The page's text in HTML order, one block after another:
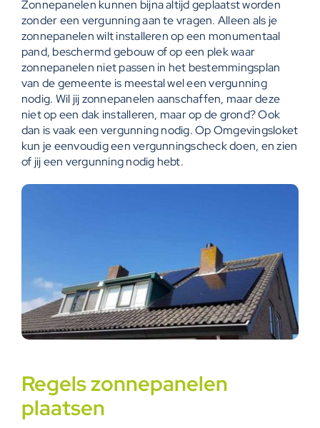
Zonnepanelen kunnen bijna altijd geplaatst worden
zonder een vergunning aan te vragen. Alleen als je
zonnepanelen wilt installeren op een monumentaal
pand, beschermd gebouw of op een plek waar
zonnepanelen niet passen in het bestemmingsplan
van de gemeente is meestal wel een vergunning
nodig. Wil jij zonnepanelen aanschaffen, maar deze
niet op een dak installeren, maar op de grond? Ook
dan is vaak een vergunning nodig. OpOmgevingsloket
kun je eenvoudig een vergunningscheck doen, en zien
of jij een vergunning nodig hebt.
Regels zonnepanelen
plaatsen